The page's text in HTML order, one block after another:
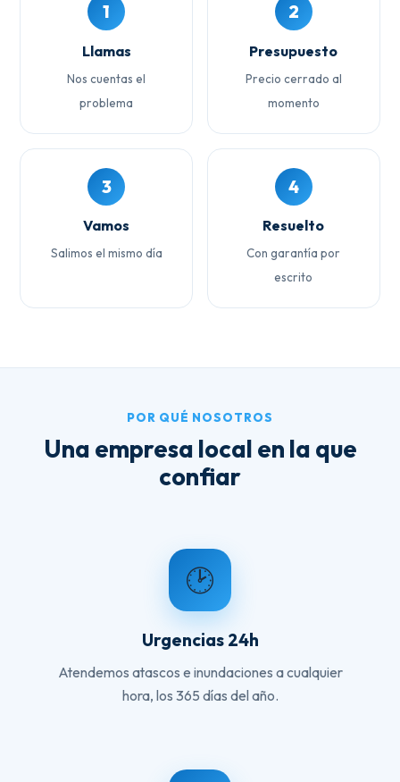
1
Llamas
Nos cuentas el
problema
2
Presupuesto
Precio cerrado al
momento
3
Vamos
Salimos el mismo día
4
Resuelto
Con garantía por
escrito
POR QUÉ NOSOTROS
Una empresa local en la que
confiar
🕑
Urgencias 24h
Atendemos atascos e inundaciones a cualquier
hora, los 365 días del año.